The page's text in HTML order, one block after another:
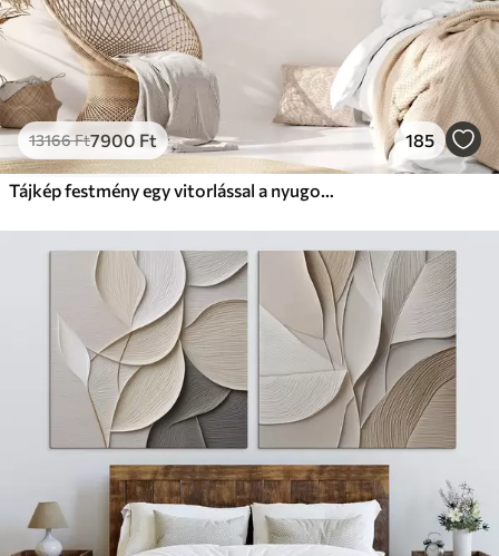
13166Ft7900 Ft 185
Tájkép festmény egy vitorlással a nyugodt tengeren, narancssárga és sárga égbolt, távoli hegyek